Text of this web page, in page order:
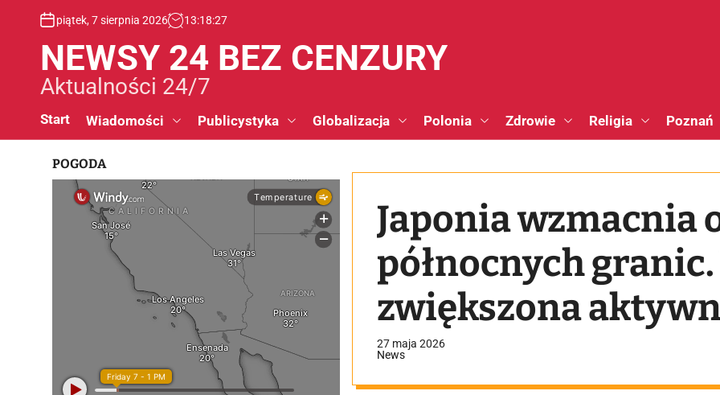
piątek, 7 sierpnia 2026 13:18:28
NEWSY 24 BEZ CENZURY
Aktualności 24/7
Start Wiadomości Publicystyka Globalizacja Polonia Zdrowie Religia Poznań
Japonia wzmacnia
północnych
zwiększona
27 maja 2026
News
POGODA